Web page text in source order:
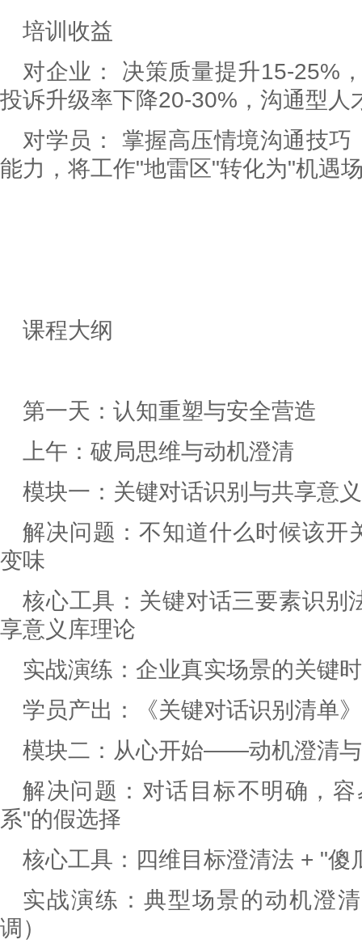
培训收益
对企业： 决策质量提升15-25%
投诉升级率下降20-30%，沟通型人
对学员： 掌握高压情境沟通技
能力，将工作"地雷区"转化为"机遇
课程大纲
第一天：认知重塑与安全营造
上午：破局思维与动机澄清
模块一：关键对话识别与共享意
解决问题：不知道什么时候该开
变味
核心工具：关键对话三要素识别
享意义库理论
实战演练：企业真实场景的关键
学员产出：《关键对话识别清单
模块二：从心开始——动机澄清
解决问题：对话目标不明确，
系"的假选择
核心工具：四维目标澄清法 + "傻
实战演练：典型场景的动机澄
调）